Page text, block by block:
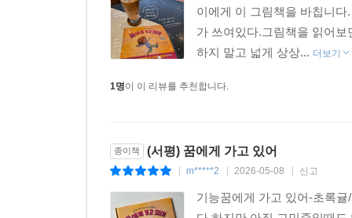
이에게 이 그림책을 바칩니
가 쓰여있다.그림책을 읽어
하지 말고 넓게 상상... 더보기
1명이 이 리뷰를 추천합니다.
종이책 (서평) 꿈에게 가고 있어
m*****2 2026-05-08 신고
기능꿈에게 가고 있어-초록